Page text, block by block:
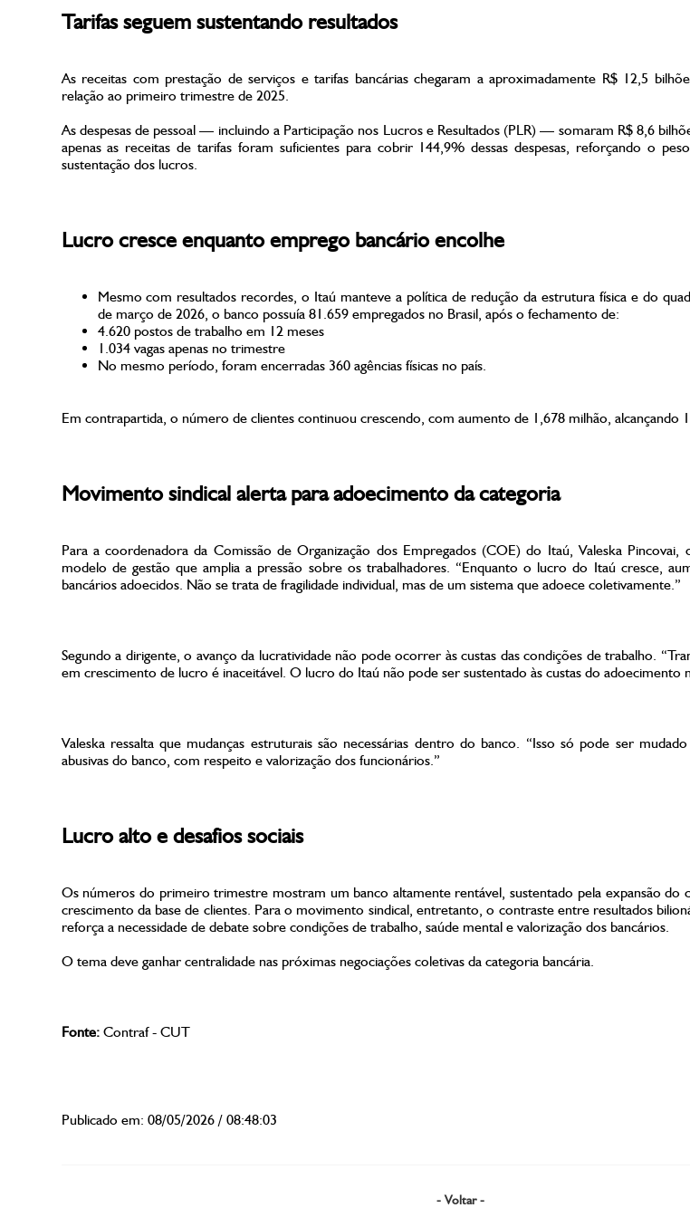
Tarifas seguem sustentando resultados
As receitas com prestação de serviços e tarifas bancárias chegaram a aproximadamente R$ 12,5
relação ao primeiro trimestre de 2025.
As despesas de pessoal — incluindo a Participação nos Lucros e Resultados (PLR) — somaram R$ 8,6
apenas as receitas de tarifas foram suficientes para cobrir 144,9% dessas despesas, reforçando o
sustentação dos lucros.
Lucro cresce enquanto emprego bancário encolhe
Mesmo com resultados recordes, o Itaú manteve a política de redução da estrutura física e do
de março de 2026, o banco possuía 81.659 empregados no Brasil, após o fechamento de:
4.620 postos de trabalho em 12 meses
1.034 vagas apenas no trimestre
No mesmo período, foram encerradas 360 agências físicas no país.
Em contrapartida, o número de clientes continuou crescendo, com aumento de 1,678 milhão, alcançando
Movimento sindical alerta para adoecimento da categoria
Para a coordenadora da Comissão de Organização dos Empregados (COE) do Itaú, Valeska Pincovai,
modelo de gestão que amplia a pressão sobre os trabalhadores. “Enquanto o lucro do Itaú cresce,
bancários adoecidos. Não se trata de fragilidade individual, mas de um sistema que adoece coletivamente.”
Segundo a dirigente, o avanço da lucratividade não pode ocorrer às custas das condições de trabalho.
em crescimento de lucro é inaceitável. O lucro do Itaú não pode ser sustentado às custas do adoecimento
Valeska ressalta que mudanças estruturais são necessárias dentro do banco. “Isso só pode ser
abusivas do banco, com respeito e valorização dos funcionários.”
Lucro alto e desafios sociais
Os números do primeiro trimestre mostram um banco altamente rentável, sustentado pela expansão do
crescimento da base de clientes. Para o movimento sindical, entretanto, o contraste entre resultados
reforça a necessidade de debate sobre condições de trabalho, saúde mental e valorização dos bancários.
O tema deve ganhar centralidade nas próximas negociações coletivas da categoria bancária.
Fonte:Contraf - CUT
Publicado em: 08/05/2026 / 08:48:03
- Voltar -